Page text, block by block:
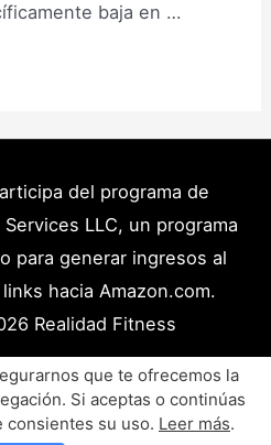
baja en …
del programa de
LLC, un programa
para generar ingresos al
hacia Amazon.com.
Realidad Fitness
– Términos y Condiciones
Contacto
Artículos
que te ofrecemos la
Si aceptas o continúas
consientes su uso. Leer más.